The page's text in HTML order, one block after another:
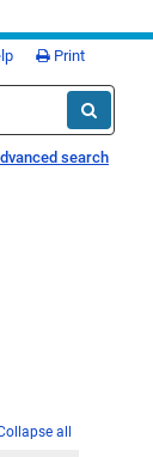
Print
search
all